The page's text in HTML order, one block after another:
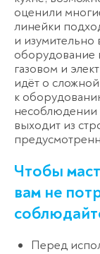
оценили
линейки
и изумительно
оборудование
газовом и
идёт о сложной
к
несоблюдении
выходит из
Чтобы
вам не
Перед